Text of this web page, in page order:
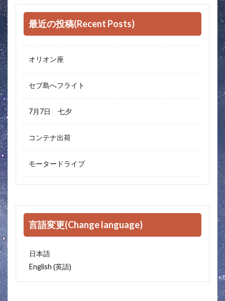
最近の投稿(Recent Posts)
オリオン座
セブ島へフライト
7月7日 七夕
コンテナ出荷
モータードライブ
言語変更(Change language)
日本語
English (英語)